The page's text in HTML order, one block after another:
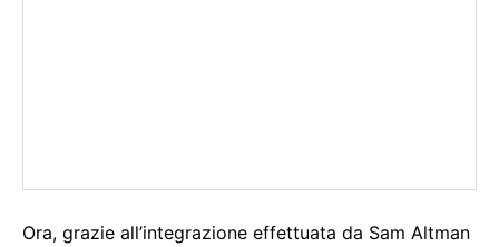
Ora, grazie all’integrazione effettuata da Sam Altman